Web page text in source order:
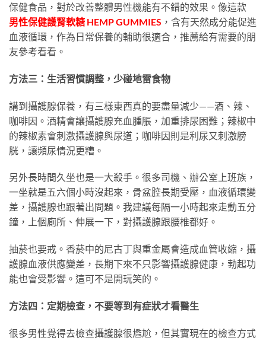
保健食品，對於改善整體男性機能有不錯的效果。像這款
男性保健護腎軟糖 HEMP GUMMIES ，含有天然成分能促進
血液循環，作為日常保養的輔助很適合，推薦給有需要的朋
友參考看看。
方法三：生活習慣調整，少碰地雷食物
講到攝護腺保養，有三樣東西真的要盡量減少——酒、辣、
咖啡因。酒精會讓攝護腺充血腫脹，加重排尿困難；辣椒中
的辣椒素會刺激攝護腺與尿道；咖啡因則是利尿又刺激膀
胱，讓頻尿情況更糟。
另外長時間久坐也是一大殺手。很多司機、辦公室上班族，
一坐就是五六個小時沒起來，骨盆腔長期受壓，血液循環變
差，攝護腺也跟著出問題。我建議每隔一小時起來走動五分
鐘，上個廁所、伸展一下，對攝護腺跟腰椎都好。
抽菸也要戒。香菸中的尼古丁與重金屬會造成血管收縮，攝
護腺血液供應變差，長期下來不只影響攝護腺健康，勃起功
能也會受影響。這可不是開玩笑的。
方法四：定期檢查，不要等到有症狀才看醫生
很多男性覺得去檢查攝護腺很尷尬，但其實現在的檢查方式